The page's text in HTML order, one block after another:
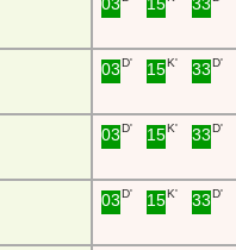
03D' 15K' 33 D'
03D' 15K' 33 D'
03D' 15K' 33 D'